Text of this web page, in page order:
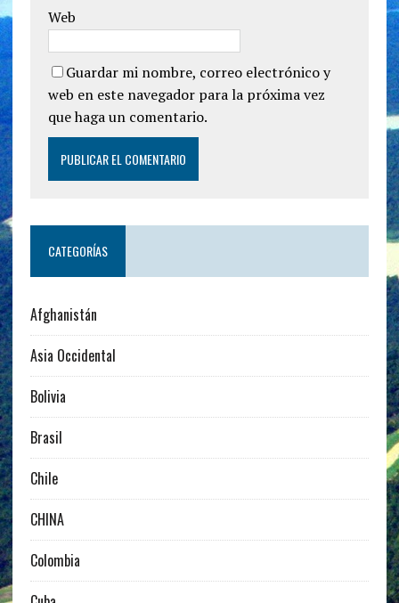
Web
Guardar mi nombre, correo electrónico y
web en este navegador para la próxima vez
que haga un comentario.
CATEGORÍAS
Afghanistán
Asia Occidental
Bolivia
Brasil
Chile
CHINA
Colombia